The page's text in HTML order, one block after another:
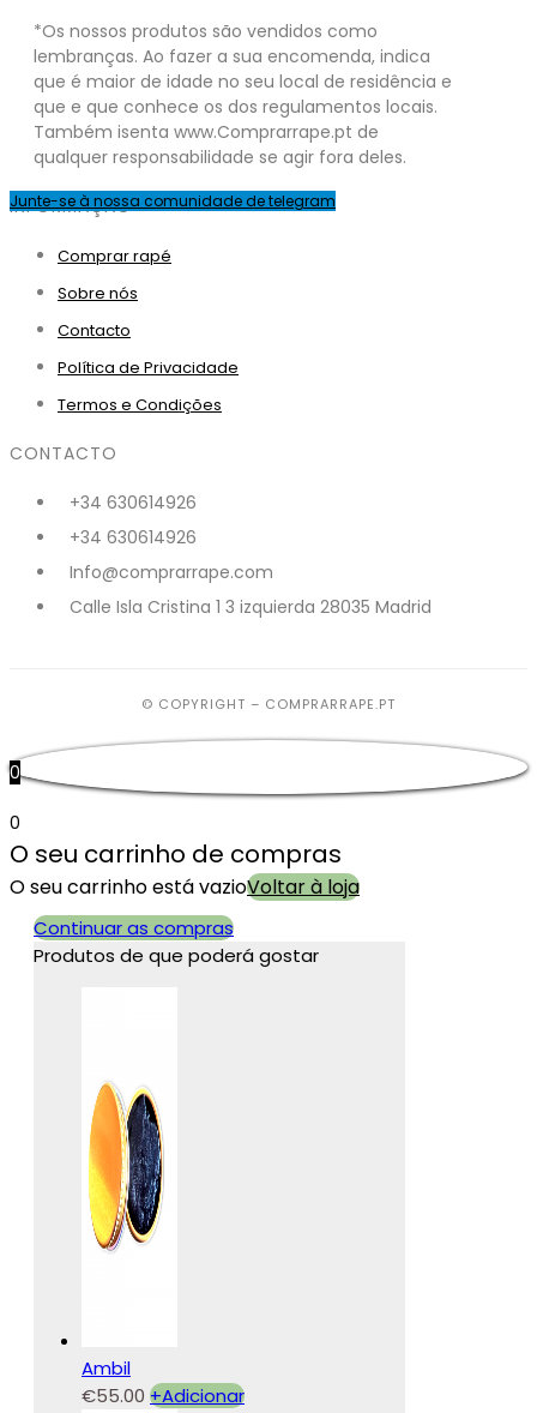
*Os nossos produtos são vendidos como
lembranças. Ao fazer a sua encomenda, indica
que é maior de idade no seu local de residência e
que e que conhece os dos regulamentos locais.
Também isenta www.Comprarrape.pt de
qualquer responsabilidade se agir fora deles.
INFORMAÇÃO
Comprar rapé
Sobre nós
Contacto
Política de Privacidade
Termos e Condições
CONTACTO
+34 630614926
+34 630614926
Info@comprarrape.com
Calle Isla Cristina 1 3 izquierda 28035 Madrid
Junte-se à nossa comunidade de telegram
© COPYRIGHT – COMPRARRAPE.PT
0
0
O seu carrinho de compras
O seu carrinho está vazioVoltar à loja
Continuar as compras
Produtos de que poderá gostar
Ambil
€55.00 +Adicionar